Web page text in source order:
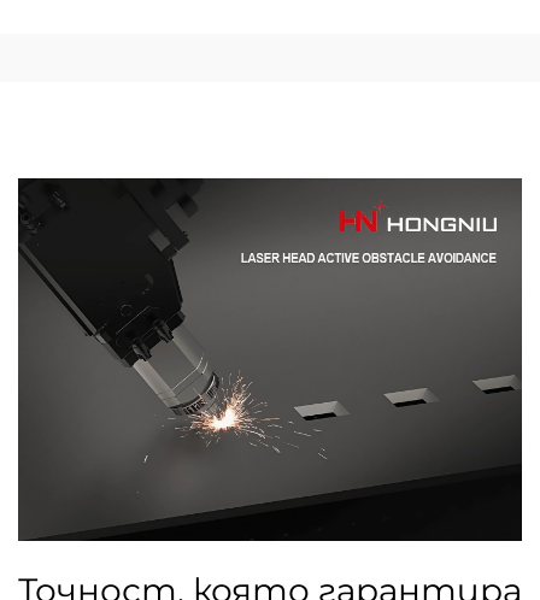
Точност, която гарантира